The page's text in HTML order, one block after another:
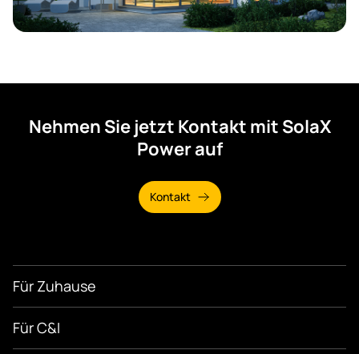
Nehmen Sie jetzt Kontakt mit SolaX
Power auf
Kontakt
Für Zuhause
Für C&I